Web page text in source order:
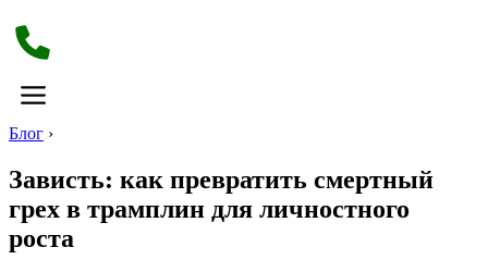
Блог ›
Зависть: как превратить смертный
грех в трамплин для личностного
роста